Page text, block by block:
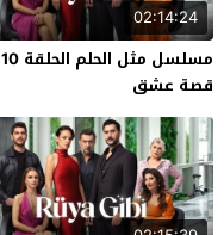
02:14:24
مسلسل مثل الحلم الحلقة 10
قصة عشق